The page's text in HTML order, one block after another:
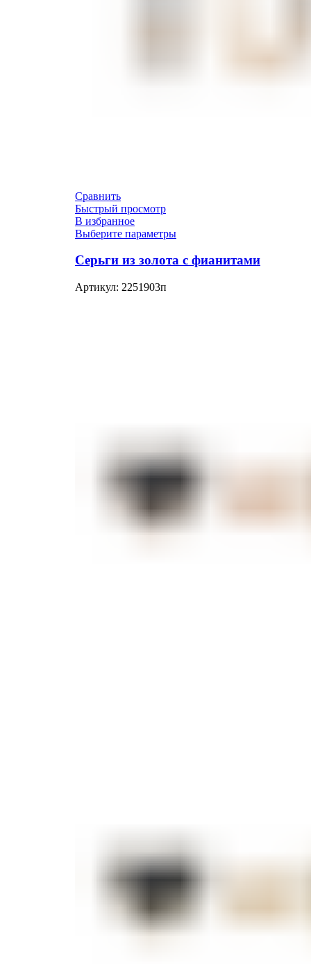
Сравнить
Быстрый просмотр
В избранное
Выберите параметры
Серьги из золота с фианитами
Артикул: 2251903п